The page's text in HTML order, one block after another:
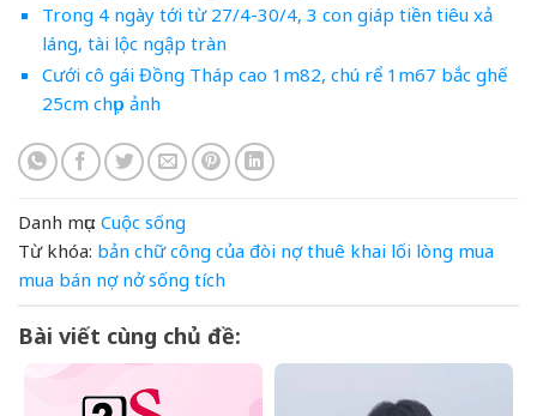
Trong 4 ngày tới từ 27/4-30/4, 3 con giáp tiền tiêu xả
láng, tài lộc ngập tràn
Cưới cô gái Đồng Tháp cao 1m82, chú rể 1m67 bắc ghế
25cm chụp ảnh
Danh mục: Cuộc sống
Từ khóa: bản chữ công của đòi nợ thuê khai lối lòng mua
mua bán nợ nở sống tích
Bài viết cùng chủ đề: